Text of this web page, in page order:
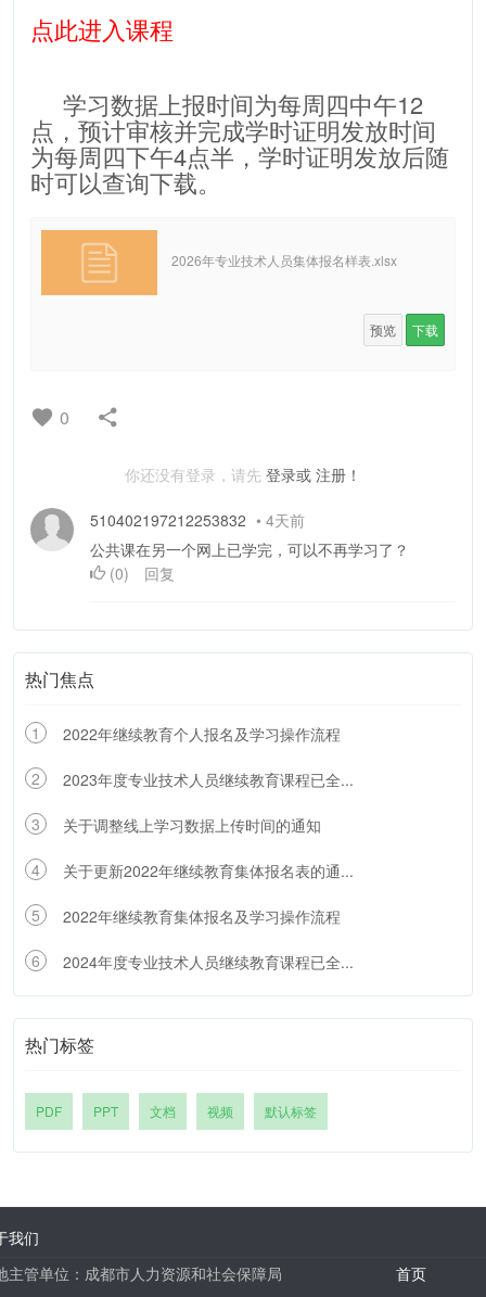
点此进入课程
学习数据上报时间为每周四中午12
点，预计审核并完成学时证明发放时间
为每周四下午4点半，学时证明发放后随
时可以查询下载。
2026年专业技术人员集体报名样表.xlsx
预览 下载
0
你还没有登录，请先 登录或 注册！
510402197212253832 • 4天前
公共课在另一个网上已学完，可以不再学习了？
(0) 回复
热门焦点
1 2022年继续教育个人报名及学习操作流程
2 2023年度专业技术人员继续教育课程已全...
3 关于调整线上学习数据上传时间的通知
4 关于更新2022年继续教育集体报名表的通...
5 2022年继续教育集体报名及学习操作流程
6 2024年度专业技术人员继续教育课程已全...
热门标签
PDF PPT 文档 视频 默认标签
我们
主管单位：成都市人力资源和社会保障局
首页